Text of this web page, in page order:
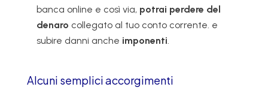
banca online e così via, potrai perdere del
denaro collegato al tuo conto corrente. e
subire danni anche imponenti.
Alcuni semplici accorgimenti